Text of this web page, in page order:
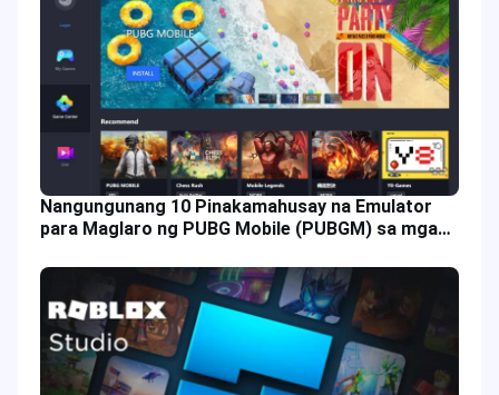
Nangungunang 10 Pinakamahusay na Emulator
para Maglaro ng PUBG Mobile (PUBGM) sa mga